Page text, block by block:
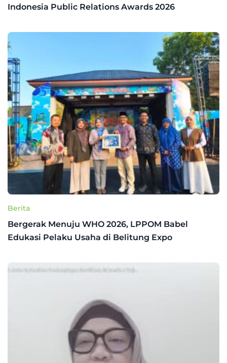
Indonesia Public Relations Awards 2026
Berita
Bergerak Menuju WHO 2026, LPPOM Babel
Edukasi Pelaku Usaha di Belitung Expo